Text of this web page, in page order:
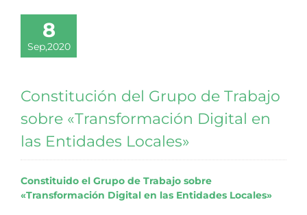
8
Sep,2020
Constitución del Grupo de Trabajo
sobre «Transformación Digital en
las Entidades Locales»
Constituido el Grupo de Trabajo sobre
«Transformación Digital en las Entidades Locales»